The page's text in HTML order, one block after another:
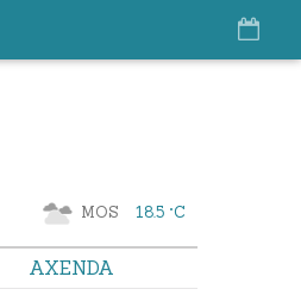
MOS 18.5 °C
AXENDA